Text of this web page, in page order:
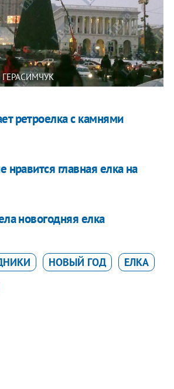
ретроелка с камнями
нравится главная елка на
новогодняя елка
НОВЫЙ ГОД
ЕЛКА